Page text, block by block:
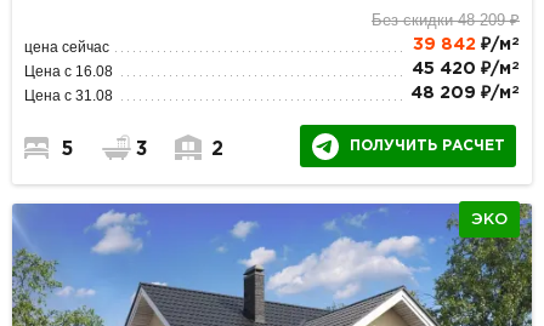
Без скидки 48 209 ₽
цена сейчас 39 842 ₽/м 2
Цена с 16.08 45 420 ₽/м 2
Цена с 31.08 48 209 ₽/м 2
5 3 2 ПОЛУЧИТЬ РАСЧЕТ
ЭКО